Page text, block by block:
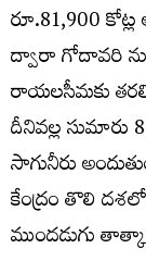
రూ.81,900
ద్వారా గోదావరి
రాయలసీమకు
దీనివల్ల సుమారు
సాగునీరు
కేంద్రం తొలి
ముందడుగు